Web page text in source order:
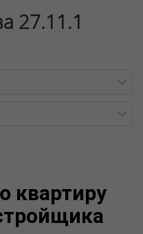
27.11.1
квартиру